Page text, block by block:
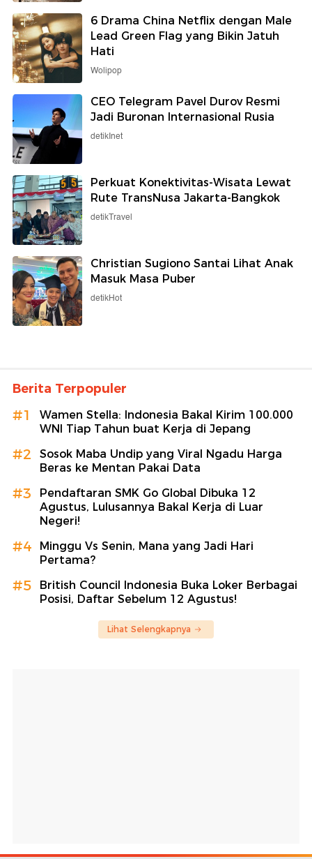
6 Drama China Netflix dengan Male
Lead Green Flag yang Bikin Jatuh
Hati
Wolipop
CEO Telegram Pavel Durov Resmi
Jadi Buronan Internasional Rusia
detikInet
Perkuat Konektivitas-Wisata Lewat
Rute TransNusa Jakarta-Bangkok
detikTravel
Christian Sugiono Santai Lihat Anak
Masuk Masa Puber
detikHot
Berita Terpopuler
#1
Wamen Stella: Indonesia Bakal Kirim 100.000
WNI Tiap Tahun buat Kerja di Jepang
#2
Sosok Maba Undip yang Viral Ngadu Harga
Beras ke Mentan Pakai Data
#3
Pendaftaran SMK Go Global Dibuka 12
Agustus, Lulusannya Bakal Kerja di Luar
Negeri!
#4
Minggu Vs Senin, Mana yang Jadi Hari
Pertama?
#5
British Council Indonesia Buka Loker Berbagai
Posisi, Daftar Sebelum 12 Agustus!
Lihat Selengkapnya